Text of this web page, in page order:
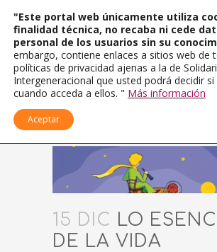
15 DIC LO
DE LA VIDA
"Este portal web únicamente utiliza
finalidad técnica, no recaba ni cede
personal de los usuarios sin su
embargo, contiene enlaces a sitios web de
políticas de privacidad ajenas a la de
Intergeneracional que usted podrá decidir
cuando acceda a ellos. " Más información
Aceptar